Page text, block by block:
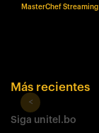
MasterChef Streaming
Más recientes
<
Siga unitel.bo